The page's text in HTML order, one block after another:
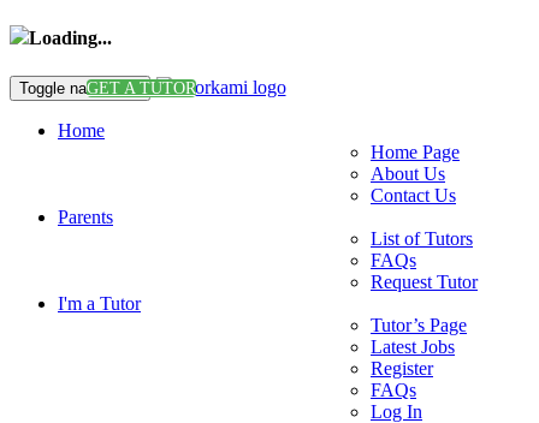
Loading...
Toggle navigationGET A TUTOR
Home
Home Page
About Us
Contact Us
Parents
List of Tutors
FAQs
Request Tutor
I'm a Tutor
Tutor’s Page
Latest Jobs
Register
FAQs
Log In